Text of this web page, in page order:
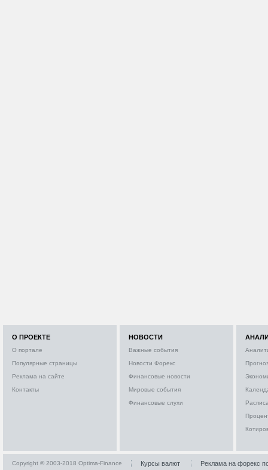
О ПРОЕКТЕ
О портале
Популярные страницы
Реклама на сайте
Контакты
НОВОСТИ
Важные события
Новости Форекс
Финансовые новости
Мировые события
Финансовые слухи
Copyright © 2003-2018 Optima-Finance Курсы валют Реклама на форекс